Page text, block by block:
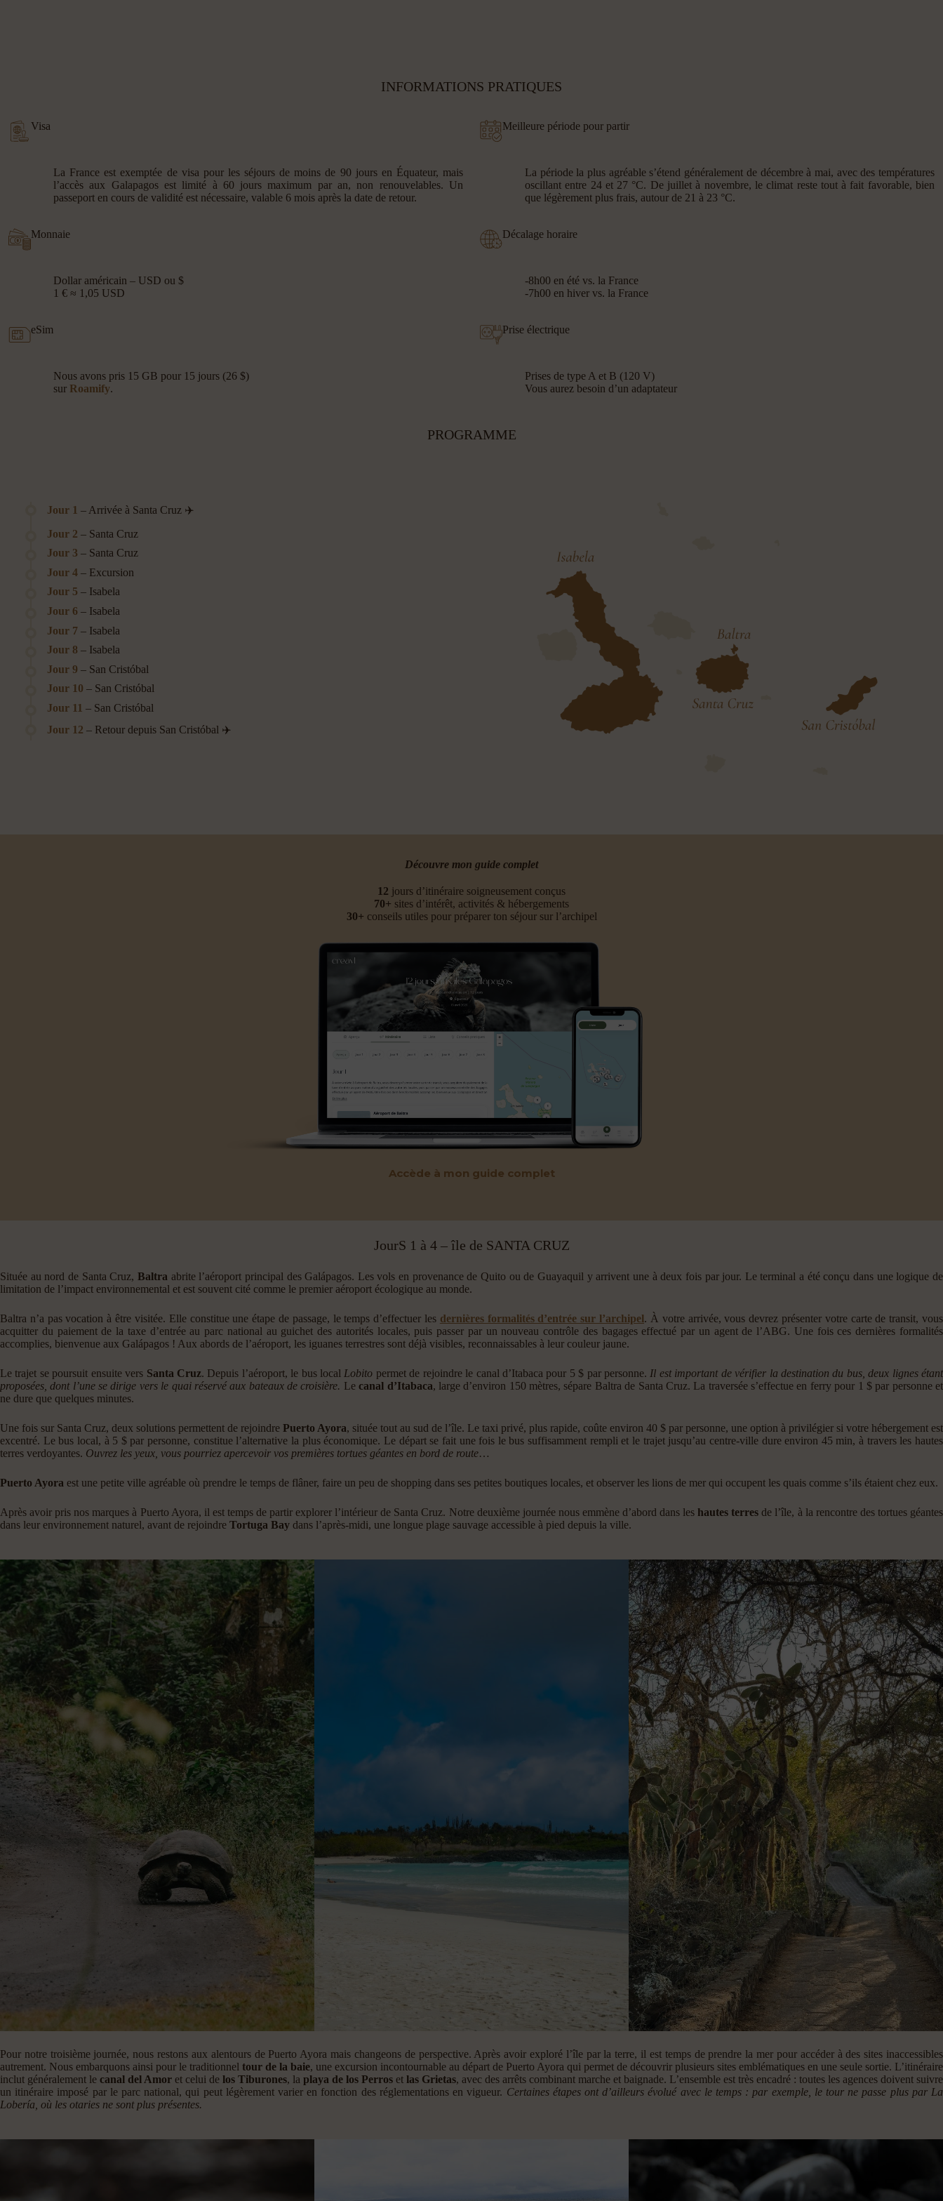
INFORMATIONS PRATIQUES
Visa
La France est exemptée de visa pour les séjours de moins de 90 jours en Équateur, mais
l’accès aux Galapagos est limité à 60 jours maximum par an, non renouvelables. Un
passeport en cours de validité est nécessaire, valable 6 mois après la date de retour.
Meilleure période pour partir
La période la plus agréable s’étend généralement de décembre à mai, avec des températures
oscillant entre 24 et 27 °C. De juillet à novembre, le climat reste tout à fait favorable, bien
que légèrement plus frais, autour de 21 à 23 °C.
Monnaie
Dollar américain – USD ou $
1 € ≈ 1,05 USD
Décalage horaire
-8h00 en été vs. la France
-7h00 en hiver vs. la France
eSim
Nous avons pris 15 GB pour 15 jours (26 $)
sur Roamify.
Prise électrique
Prises de type A et B (120 V)
Vous aurez besoin d’un adaptateur
PROGRAMME
Jour 1 – Arrivée à Santa Cruz ✈️
Jour 2 – Santa Cruz
Jour 3 – Santa Cruz
Jour 4 – Excursion
Jour 5 – Isabela
Jour 6 – Isabela
Jour 7 – Isabela
Jour 8 – Isabela
Jour 9 – San Cristóbal
Jour 10 – San Cristóbal
Jour 11 – San Cristóbal
Jour 12 – Retour depuis San Cristóbal ✈️
Découvre mon guide complet
12 jours d’itinéraire soigneusement conçus
70+ sites d’intérêt, activités & hébergements
30+ conseils utiles pour préparer ton séjour sur l’archipel
Accède à mon guide complet
JourS 1 à 4 – île de SANTA CRUZ
Située au nord de Santa Cruz, Baltra abrite l’aéroport principal des Galápagos. Les vols en provenance de Quito ou de Guayaquil y arrivent une à deux fois par jour. Le terminal a été conçu dans une logique de
limitation de l’impact environnemental et est souvent cité comme le premier aéroport écologique au monde.
Baltra n’a pas vocation à être visitée. Elle constitue une étape de passage, le temps d’effectuer les dernières formalités d’entrée sur l’archipel. À votre arrivée, vous devrez présenter votre carte de transit, vous
acquitter du paiement de la taxe d’entrée au parc national au guichet des autorités locales, puis passer par un nouveau contrôle des bagages effectué par un agent de l’ABG. Une fois ces dernières formalités
accomplies, bienvenue aux Galápagos ! Aux abords de l’aéroport, les iguanes terrestres sont déjà visibles, reconnaissables à leur couleur jaune.
Le trajet se poursuit ensuite vers Santa Cruz. Depuis l’aéroport, le bus local Lobito permet de rejoindre le canal d’Itabaca pour 5 $ par personne. Il est important de vérifier la destination du bus, deux lignes étant
proposées, dont l’une se dirige vers le quai réservé aux bateaux de croisière. Lecanal d’Itabaca, large d’environ 150 mètres, sépare Baltra de Santa Cruz. La traversée s’effectue en ferry pour 1 $ par personne et
ne dure que quelques minutes.
Une fois sur Santa Cruz, deux solutions permettent de rejoindre Puerto Ayora, située tout au sud de l’île. Le taxi privé, plus rapide, coûte environ 40 $ par personne, une option à privilégier si votre hébergement est
excentré. Le bus local, à 5 $ par personne, constitue l’alternative la plus économique. Le départ se fait une fois le bus suffisamment rempli et le trajet jusqu’au centre-ville dure environ 45 min, à travers les hautes
terres verdoyantes. Ouvrez les yeux, vous pourriez apercevoir vos premières tortues géantes en bord de route…
Puerto Ayora est une petite ville agréable où prendre le temps de flâner, faire un peu de shopping dans ses petites boutiques locales, et observer les lions de mer qui occupent les quais comme s’ils étaient chez eux.
Après avoir pris nos marques à Puerto Ayora, il est temps de partir explorer l’intérieur de Santa Cruz. Notre deuxième journée nous emmène d’abord dans les hautes terres de l’île, à la rencontre des tortues géantes
dans leur environnement naturel, avant de rejoindre Tortuga Bay dans l’après-midi, une longue plage sauvage accessible à pied depuis la ville.
Pour notre troisième journée, nous restons aux alentours de Puerto Ayora mais changeons de perspective. Après avoir exploré l’île par la terre, il est temps de prendre la mer pour accéder à des sites inaccessibles
autrement. Nous embarquons ainsi pour le traditionnel tour de la baie, une excursion incontournable au départ de Puerto Ayora qui permet de découvrir plusieurs sites emblématiques en une seule sortie. L’itinéraire
inclut généralement le canal del Amor et celui de los Tiburones, la playa de los Perros et las Grietas, avec des arrêts combinant marche et baignade. L’ensemble est très encadré : toutes les agences doivent suivre
un itinéraire imposé par le parc national, qui peut légèrement varier en fonction des réglementations en vigueur. Certaines étapes ont d’ailleurs évolué avec le temps : par exemple, le tour ne passe plus par La
Lobería, où les otaries ne sont plus présentes.